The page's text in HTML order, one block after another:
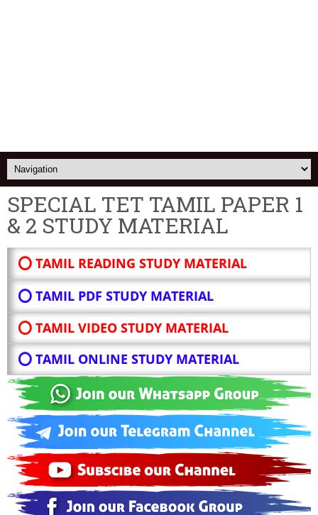
SPECIAL TET TAMIL PAPER 1
& 2 STUDY MATERIAL
⭕ TAMIL READING STUDY MATERIAL
⭕ TAMIL PDF STUDY MATERIAL
⭕ TAMIL VIDEO STUDY MATERIAL
⭕ TAMIL ONLINE STUDY MATERIAL